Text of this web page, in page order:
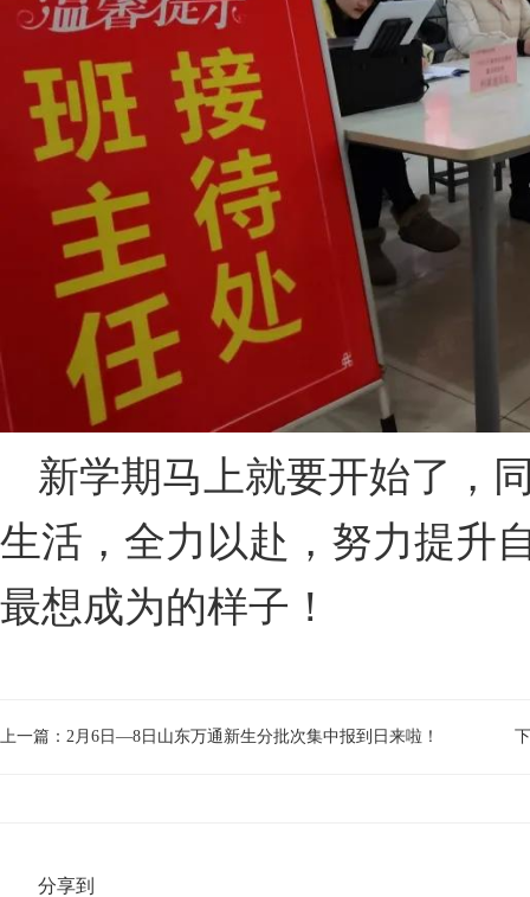
新学期马上就要开始了，
生活，全力以赴，努力提升
最想成为的样子！
上一篇： 2月6日—8日山东万通新生分批次集中报到日来啦！
分享到